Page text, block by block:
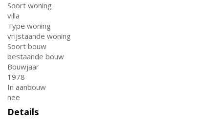
Soort woning
villa
Type woning
vrijstaande woning
Soort bouw
bestaande bouw
Bouwjaar
1978
In aanbouw
nee
Details